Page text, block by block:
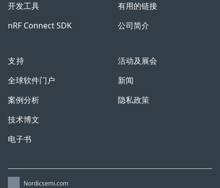
开发工具
nRF Connect SDK
支持
全球软件门户
案例分析
技术博文
电子书
有用的链接
公司简介
活动及展会
新闻
隐私政策
Nordicsemi.com